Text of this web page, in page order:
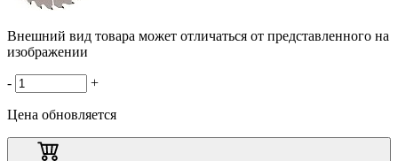
Внешний вид товара может отличаться от представленного на
изображении
- +
Цена обновляется